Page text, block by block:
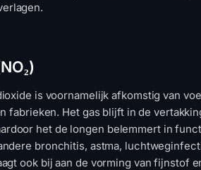
is voornamelijk afkomstig van
fabrieken. Het gas blijft in de
het de longen belemmert in
bronchitis, astma,
ook bij aan de vorming van fijnstof